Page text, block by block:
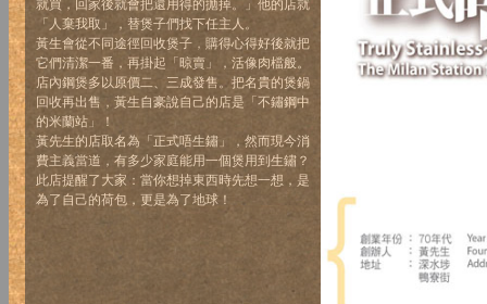
就買，回家後就會把還用得的拋掉。」他的店就
「人棄我取」，替煲子們找下任主人。
黃生會從不同途徑回收煲子，購得心得好後就把
它們清潔一番，再掛起「晾賣」，活像肉檔般。
店內鋼煲多以原價二、三成發售。把名貴的煲鍋
回收再出售，黃生自豪說自己的店是「不鏽鋼中
的米蘭站」！
黃先生的店取名為「正式唔生鏽」，然而現今消
費主義當道，有多少家庭能用一個煲用到生鏽？
此店提醒了大家：當你想掉東西時先想一想，是
為了自己的荷包，更是為了地球！